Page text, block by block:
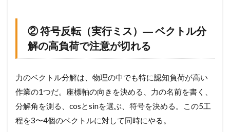
② 符号反転（実行ミス）― ベクトル分
解の高負荷で注意が切れる
力のベクトル分解は、物理の中でも特に認知負荷が高い
作業の1つだ。座標軸の向きを決める、力の名前を書く、
分解角を測る、cosとsinを選ぶ、符号を決める。この5工
程を3〜4個のベクトルに対して同時にやる。